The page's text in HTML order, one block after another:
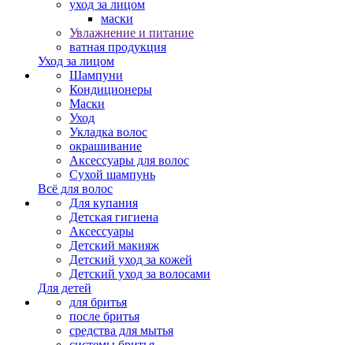
уход за лицом
маски
Увлажнение и питание
ватная продукция
Уход за лицом
Шампуни
Кондиционеры
Маски
Уход
Укладка волос
окрашивание
Аксессуары для волос
Сухой шампунь
Всё для волос
Для купания
Детская гигиена
Аксессуары
Детский макияж
Детский уход за кожей
Детский уход за волосами
Для детей
для бритья
после бритья
средства для мытья